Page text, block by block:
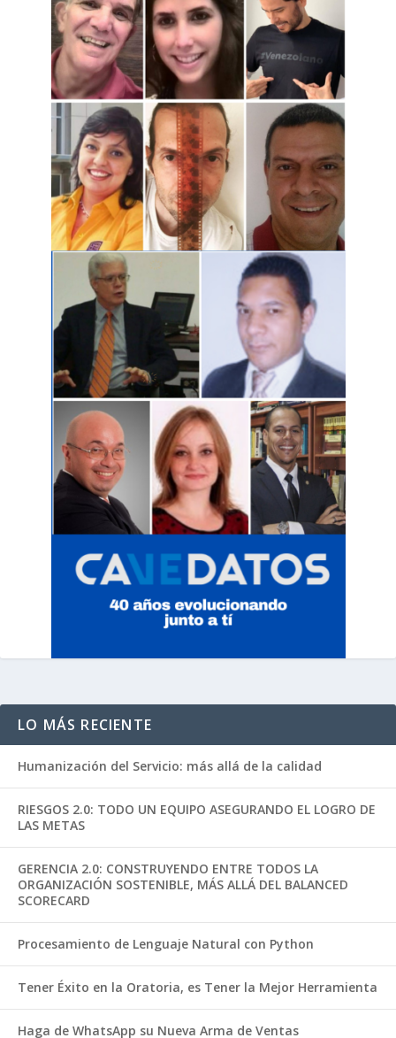
LO MÁS RECIENTE
Humanización del Servicio: más allá de la calidad
RIESGOS 2.0: TODO UN EQUIPO ASEGURANDO EL LOGRO DE
LAS METAS
GERENCIA 2.0: CONSTRUYENDO ENTRE TODOS LA
ORGANIZACIÓN SOSTENIBLE, MÁS ALLÁ DEL BALANCED
SCORECARD
Procesamiento de Lenguaje Natural con Python
Tener Éxito en la Oratoria, es Tener la Mejor Herramienta
Haga de WhatsApp su Nueva Arma de Ventas